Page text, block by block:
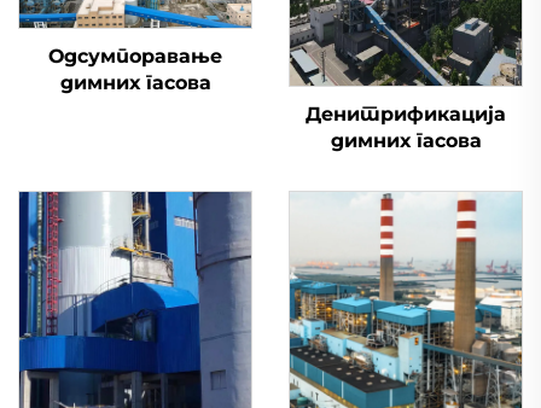
Одсумпоравање
димних гасова
Денитрификација
димних гасова